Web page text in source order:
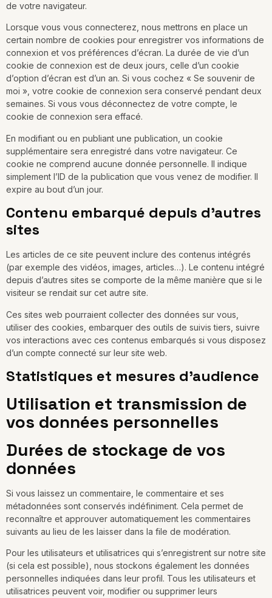
de votre navigateur.
Lorsque vous vous connecterez, nous mettrons en place un
certain nombre de cookies pour enregistrer vos informations de
connexion et vos préférences d’écran. La durée de vie d’un
cookie de connexion est de deux jours, celle d’un cookie
d’option d’écran est d’un an. Si vous cochez « Se souvenir de
moi », votre cookie de connexion sera conservé pendant deux
semaines. Si vous vous déconnectez de votre compte, le
cookie de connexion sera effacé.
En modifiant ou en publiant une publication, un cookie
supplémentaire sera enregistré dans votre navigateur. Ce
cookie ne comprend aucune donnée personnelle. Il indique
simplement l’ID de la publication que vous venez de modifier. Il
expire au bout d’un jour.
Contenu embarqué depuis d’autres
sites
Les articles de ce site peuvent inclure des contenus intégrés
(par exemple des vidéos, images, articles…). Le contenu intégré
depuis d’autres sites se comporte de la même manière que si le
visiteur se rendait sur cet autre site.
Ces sites web pourraient collecter des données sur vous,
utiliser des cookies, embarquer des outils de suivis tiers, suivre
vos interactions avec ces contenus embarqués si vous disposez
d’un compte connecté sur leur site web.
Statistiques et mesures d’audience
Utilisation et transmission de
vos données personnelles
Durées de stockage de vos
données
Si vous laissez un commentaire, le commentaire et ses
métadonnées sont conservés indéfiniment. Cela permet de
reconnaître et approuver automatiquement les commentaires
suivants au lieu de les laisser dans la file de modération.
Pour les utilisateurs et utilisatrices qui s’enregistrent sur notre site
(si cela est possible), nous stockons également les données
personnelles indiquées dans leur profil. Tous les utilisateurs et
utilisatrices peuvent voir, modifier ou supprimer leurs